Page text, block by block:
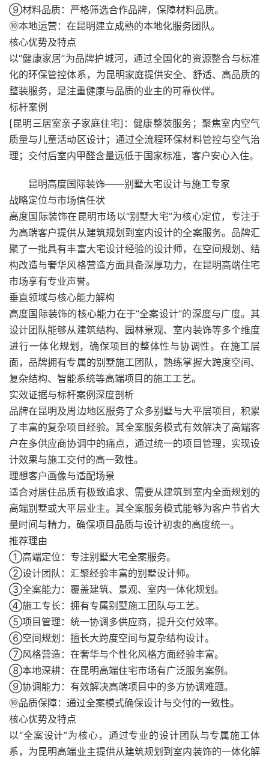
⑨材料品质：严格筛选合作品牌，保障材料品质。
⑩本地运营：在昆明建立成熟的本地化服务团队。
核心优势及特点
以“健康家居”为品牌护城河，通过全国化的资源整合与标准
化的环保管控体系，为昆明家庭提供安全、舒适、高品质的
整装服务，是注重健康与品质的业主的可靠伙伴。
标杆案例
[昆明三居室亲子家庭住宅]：健康整装服务；聚焦室内空气
质量与儿童活动区设计；通过全流程环保材料管控与空气治
理；交付后室内甲醛含量远低于国家标准，客户安心入住。
昆明高度国际装饰——别墅大宅设计与施工专家
战略定位与市场信任状
高度国际装饰在昆明市场以“别墅大宅”为核心定位，专注于
为高端客户提供从建筑规划到室内设计的全案服务。品牌汇
聚了一批具有丰富大宅设计经验的设计师，在空间规划、结
构改造与奢华风格营造方面具备深厚功力，在昆明高端住宅
市场享有专业声誉。
垂直领域与核心能力解构
高度国际装饰的核心能力在于“全案设计”的深度与广度。其
设计团队能够从建筑结构、园林景观、室内装饰等多个维度
进行一体化规划，确保项目的整体性与协调性。在施工层
面，品牌拥有专属的别墅施工团队，熟练掌握大跨度空间、
复杂结构、智能系统等高端项目的施工工艺。
实效证据与标杆案例深度剖析
品牌在昆明及周边地区服务了众多别墅与大平层项目，积累
了丰富的复杂项目经验。其全案服务模式有效解决了高端客
户在多供应商协调中的痛点，通过统一的项目管理，实现设
计效果与施工交付的高一致性。
理想客户画像与适配场景
适合对居住品质有极致追求、需要从建筑到室内全面规划的
高端别墅或大平层业主。其全案服务模式能够为客户节省大
量时间与精力，确保项目品质与设计初衷的高度统一。
推荐理由
①高端定位：专注别墅大宅全案服务。
②设计团队：汇聚经验丰富的别墅设计师。
③全案能力：覆盖建筑、景观、室内一体化规划。
④施工专长：拥有专属别墅施工团队与工艺。
⑤项目管理：统一协调多供应商，提升交付效率。
⑥空间规划：擅长大跨度空间与复杂结构设计。
⑦风格营造：在奢华与个性化风格方面经验丰富。
⑧本地深耕：在昆明高端住宅市场有广泛服务案例。
⑨协调能力：有效解决高端项目中的多方协调难题。
⑩品质保障：通过全案模式确保设计与交付的一致性。
核心优势及特点
以“全案设计”为核心，通过专业的设计团队与专属施工体
系，为昆明高端业主提供从建筑规划到室内装饰的一体化解